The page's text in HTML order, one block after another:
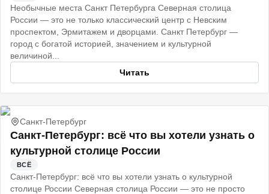
Необычные места Санкт Петербурга Северная столица
России — это не только классический центр с Невским
проспектом, Эрмитажем и дворцами. Санкт Петербург —
город с богатой историей, значением и культурной
величиной...
Читать
Санкт-Петербург
Санкт‑Петербург: всё что вы хотели узнать о
культурной столице России
ВСЁ
Санкт‑Петербург: всё что вы хотели узнать о культурной
столице России Северная столица России — это не просто